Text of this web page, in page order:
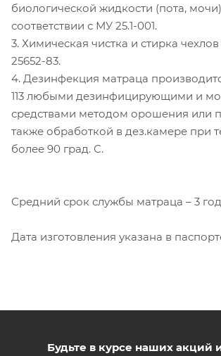
биологической жидкости (пота,
соответствии с МУ 25.1-001.
3. Химическая чистка и стирка
25652-83.
4. Дезинфекция матраца
113 любыми дезинфицирующими и
средствами методом орошения или
также обработкой в дез.камере при
более 90 град. С.
Средний срок службы матраца – 3
Дата изготовления указана в
Будьте в курсе наших акций